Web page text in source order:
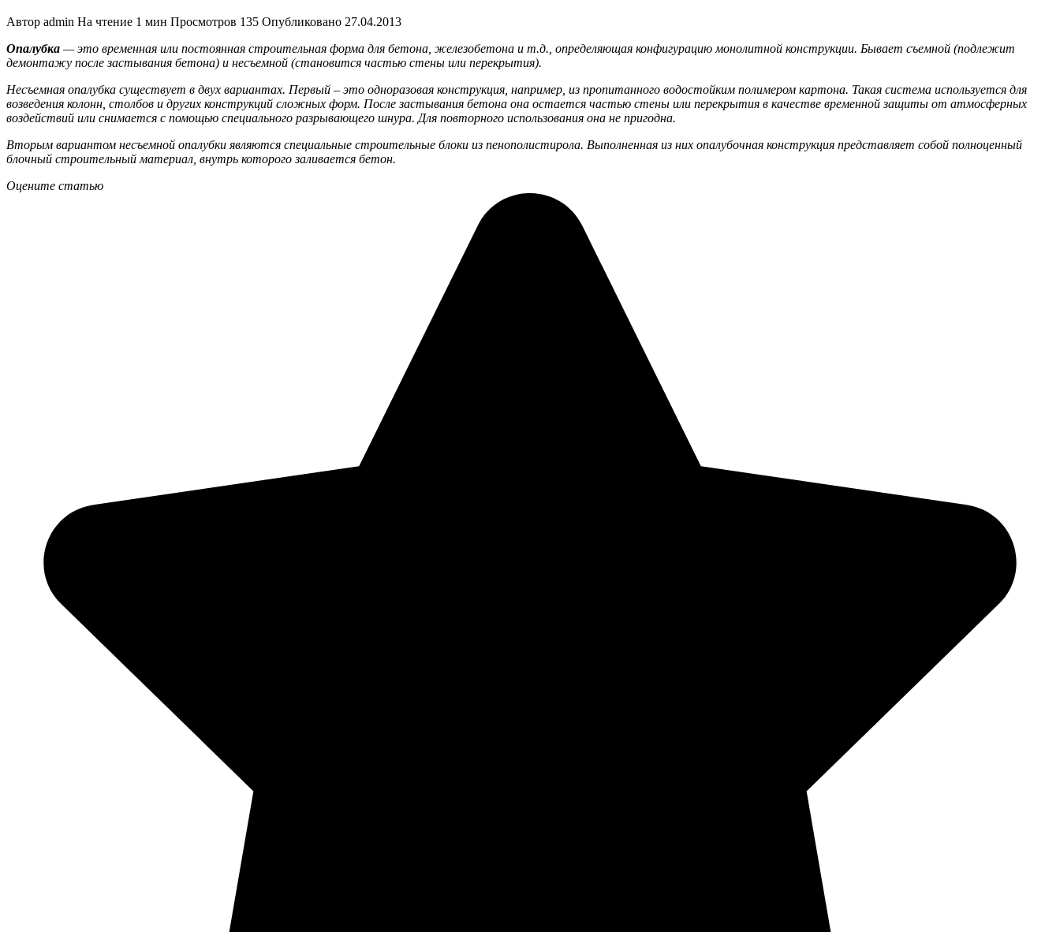
Автор admin На чтение 1 мин Просмотров 135 Опубликовано 27.04.2013
Опалубка — это временная или постоянная строительная форма для бетона, железобетона и т.д., определяющая конфигурацию монолитной конструкции. Бывает съемной (подлежит
демонтажу после застывания бетона) и несъемной (становится частью стены или перекрытия).
Несъемная опалубка существует в двух вариантах. Первый – это одноразовая конструкция, например, из пропитанного водостойким полимером картона. Такая система используется для
возведения колонн, столбов и других конструкций сложных форм. После застывания бетона она остается частью стены или перекрытия в качестве временной защиты от атмосферных
воздействий или снимается с помощью специального разрывающего шнура. Для повторного использования она не пригодна.
Вторым вариантом несъемной опалубки являются специальные строительные блоки из пенополистирола. Выполненная из них опалубочная конструкция представляет собой полноценный
блочный строительный материал, внутрь которого заливается бетон.
Оцените статью